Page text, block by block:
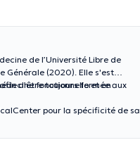
de l’Université Libre de
Générale (2020). Elle s'est
fonctionnelle et en
d’être toujours formée aux
pour la spécificité de sa